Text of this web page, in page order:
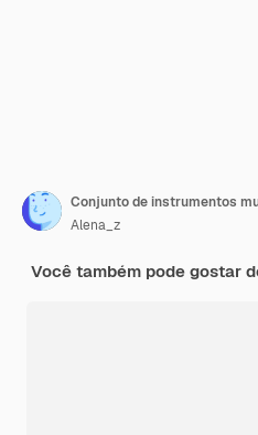
Alena_z
Você também pode gostar